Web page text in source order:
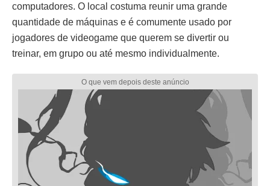
computadores. O local costuma reunir uma grande
quantidade de máquinas e é comumente usado por
jogadores de videogame que querem se divertir ou
treinar, em grupo ou até mesmo individualmente.